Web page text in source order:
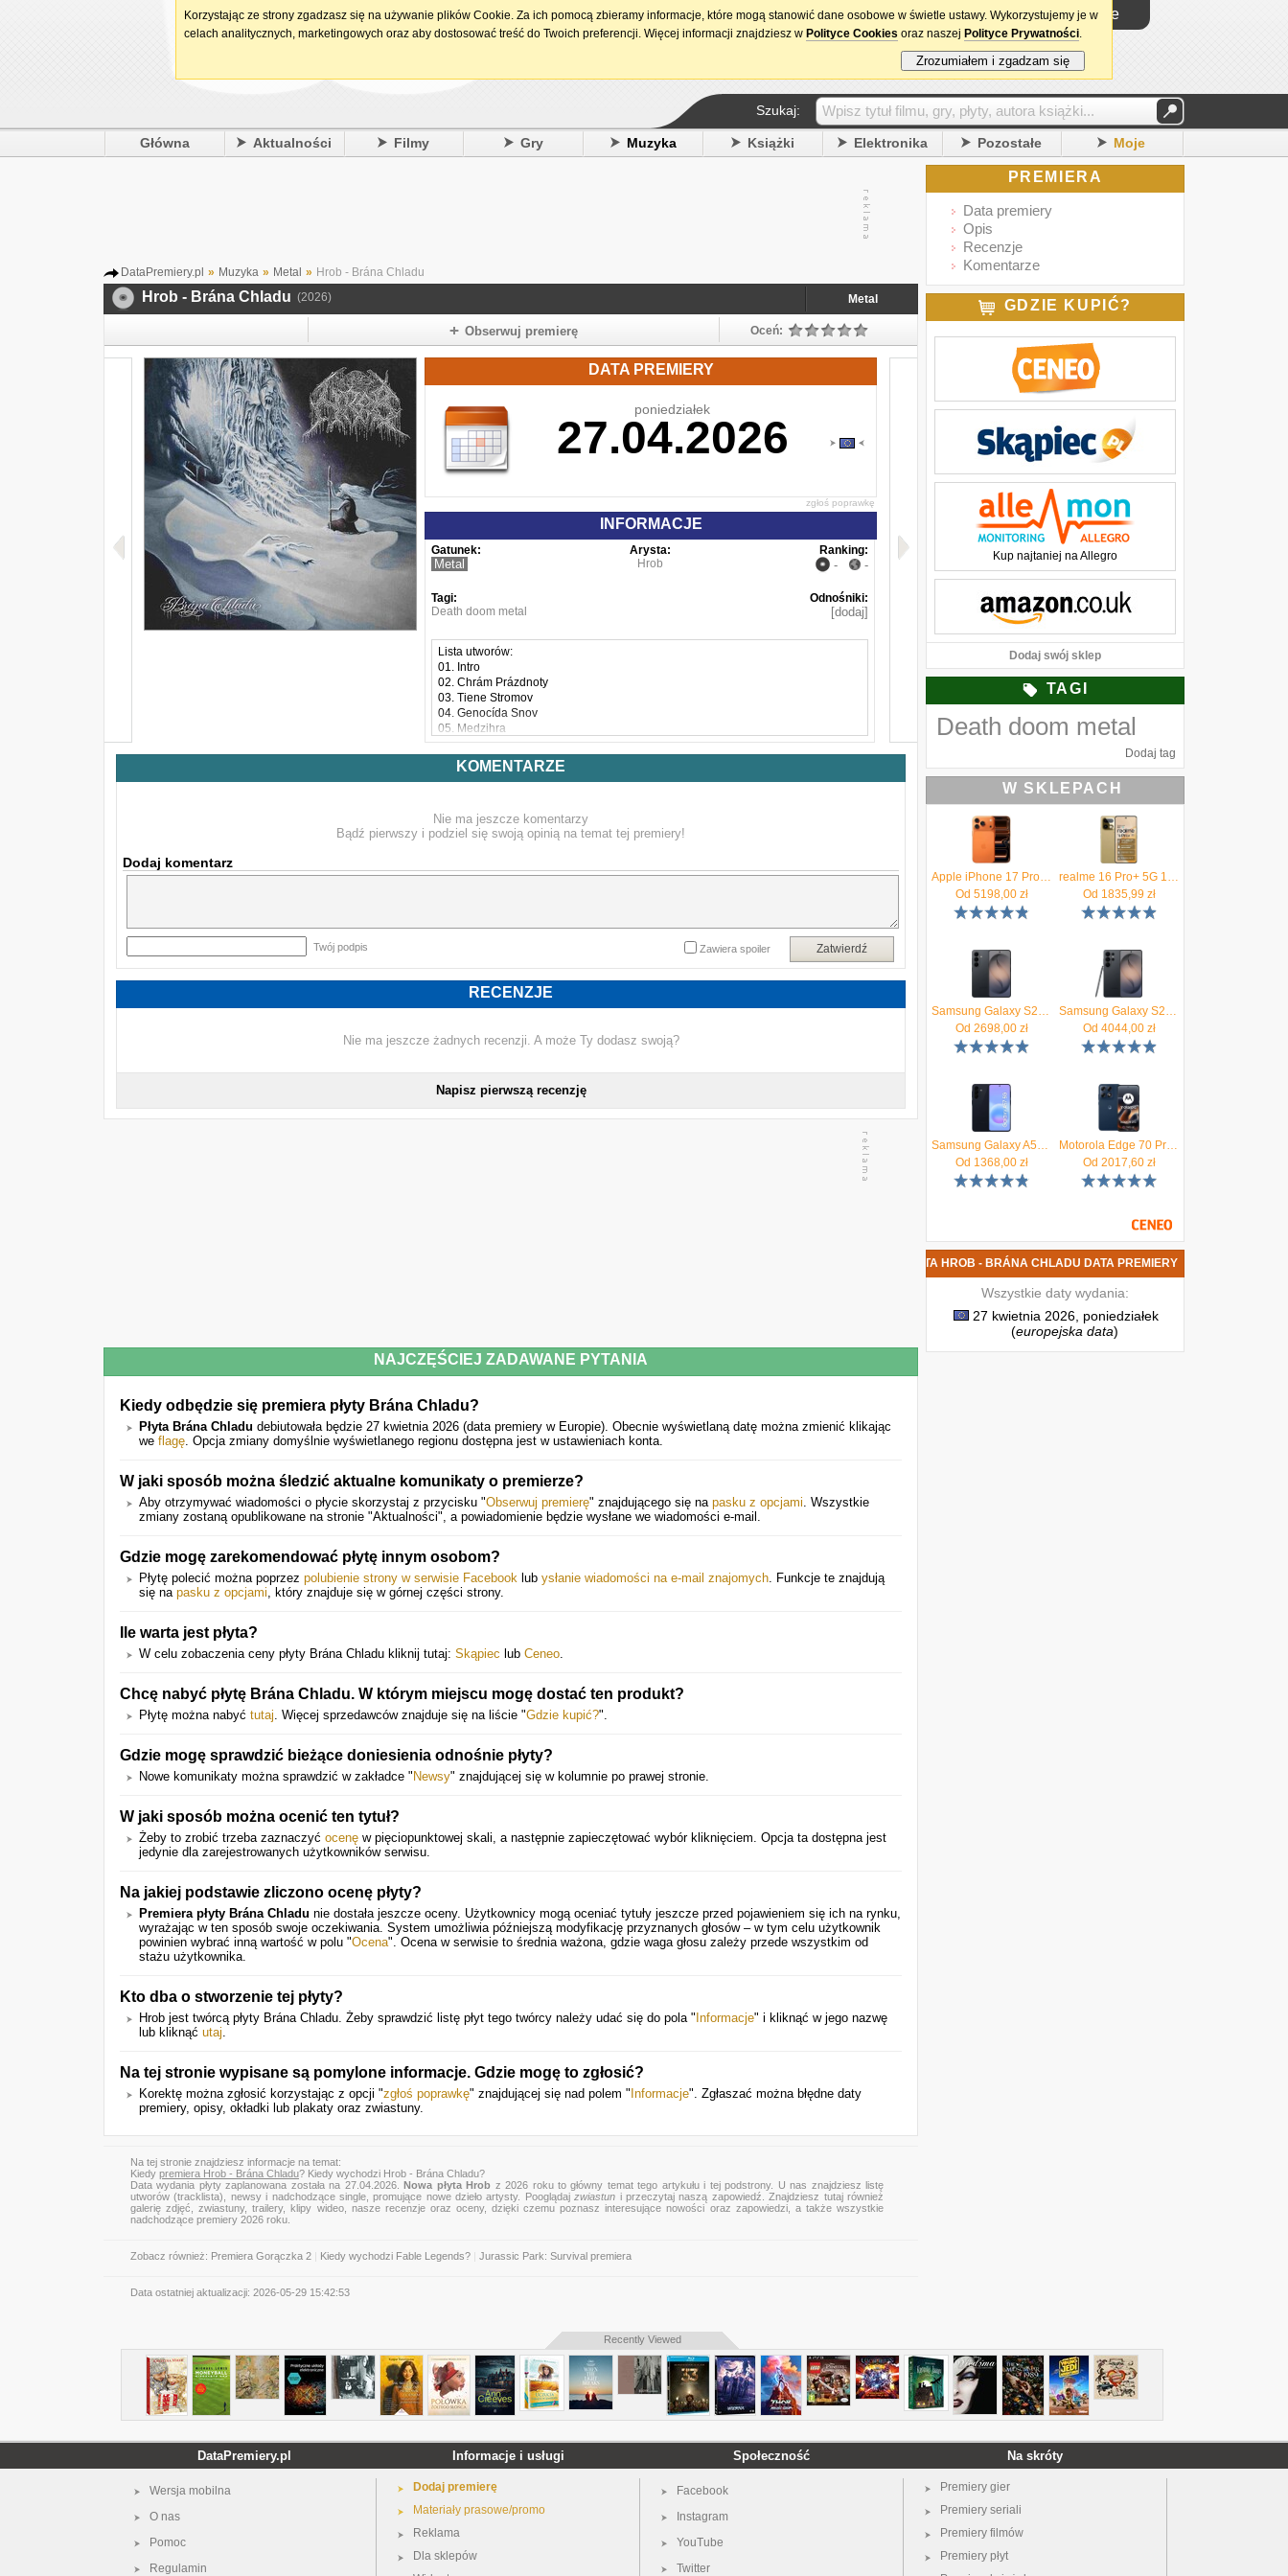
15. urodziny DataPremiery.pl Logowanie
Szukaj:
Główna Aktualności Filmy Gry Muzyka Książki Elektronika Pozostałe Moje
DataPremiery.pl » Muzyka » Metal » Hrob - Brána Chladu
Hrob - Brána Chladu (2026) Metal
Obserwuj premierę Oceń:
DATA PREMIERY
poniedziałek
27.04.2026
zgłoś poprawkę
INFORMACJE
Gatunek:
Metal
Arysta:
Hrob
Ranking:
- -
Tagi:
Death doom metal
Odnośniki:
[dodaj]
Lista utworów:
01. Intro
02. Chrám Prázdnoty
03. Tiene Stromov
04. Genocída Snov
05. Medzihra
06. Zotročený Oheň
07. Brána Chladu
KOMENTARZE
Nie ma jeszcze komentarzy
Bądź pierwszy i podziel się swoją opinią na temat tej premiery!
Dodaj komentarz
Twój podpis Zatwierdź
Zawiera spoiler
RECENZJE
Nie ma jeszcze żadnych recenzji. A może Ty dodasz swoją?
Napisz pierwszą recenzję
NAJCZĘŚCIEJ ZADAWANE PYTANIA
Kiedy odbędzie się premiera płyty Brána Chladu?
Płyta Brána Chladu debiutowała będzie 27 kwietnia 2026 (data premiery w Europie). Obecnie wyświetlaną datę można zmienić klikając
we flagę. Opcja zmiany domyślnie wyświetlanego regionu dostępna jest w ustawieniach konta.
W jaki sposób można śledzić aktualne komunikaty o premierze?
Aby otrzymywać wiadomości o płycie skorzystaj z przycisku "Obserwuj premierę" znajdującego się na pasku z opcjami. Wszystkie
zmiany zostaną opublikowane na stronie "Aktualności", a powiadomienie będzie wysłane we wiadomości e-mail.
Gdzie mogę zarekomendować płytę innym osobom?
Płytę polecić można poprzez polubienie strony w serwisie Facebook lub ysłanie wiadomości na e-mail znajomych. Funkcje te znajdują
się na pasku z opcjami, który znajduje się w górnej części strony.
Ile warta jest płyta?
W celu zobaczenia ceny płyty Brána Chladu kliknij tutaj: Skąpiec lub Ceneo.
Chcę nabyć płytę Brána Chladu. W którym miejscu mogę dostać ten produkt?
Płytę można nabyć tutaj. Więcej sprzedawców znajduje się na liście "Gdzie kupić?".
Gdzie mogę sprawdzić bieżące doniesienia odnośnie płyty?
Nowe komunikaty można sprawdzić w zakładce " Newsy" znajdującej się w kolumnie po prawej stronie.
W jaki sposób można ocenić ten tytuł?
Żeby to zrobić trzeba zaznaczyć ocenę w pięciopunktowej skali, a następnie zapieczętować wybór kliknięciem. Opcja ta dostępna jest
jedynie dla zarejestrowanych użytkowników serwisu.
Na jakiej podstawie zliczono ocenę płyty?
Premiera płyty Brána Chladu nie dostała jeszcze oceny. Użytkownicy mogą oceniać tytuły jeszcze przed pojawieniem się ich na rynku,
wyrażając w ten sposób swoje oczekiwania. System umożliwia późniejszą modyfikację przyznanych głosów – w tym celu użytkownik
powinien wybrać inną wartość w polu "Ocena". Ocena w serwisie to średnia ważona, gdzie waga głosu zależy przede wszystkim od
stażu użytkownika.
Kto dba o stworzenie tej płyty?
Hrob jest twórcą płyty Brána Chladu. Żeby sprawdzić listę płyt tego twórcy należy udać się do pola " Informacje" i kliknąć w jego nazwę
lub kliknąć utaj.
Na tej stronie wypisane są pomylone informacje. Gdzie mogę to zgłosić?
Korektę można zgłosić korzystając z opcji "zgłoś poprawkę" znajdującej się nad polem " Informacje". Zgłaszać można błędne daty
premiery, opisy, okładki lub plakaty oraz zwiastuny.
Na tej stronie znajdziesz informacje na temat:
Kiedy premiera Hrob - Brána Chladu? Kiedy wychodzi Hrob - Brána Chladu?
Data wydania płyty zaplanowana została na 27.04.2026.Nowa płyta Hrob z 2026 roku to główny temat tego artykułu i tej podstrony. U nas znajdziesz listę
utworów (tracklista), newsy i nadchodzące single, promujące nowe dzieło artysty. Pooglądajzwiastun i przeczytaj naszą zapowiedź. Znajdziesz tutaj również
galerię zdjęć, zwiastuny, trailery, klipy wideo, nasze recenzje oraz oceny, dzięki czemu poznasz interesujące nowości oraz zapowiedzi, a także wszystkie
nadchodzące premiery 2026 roku.
Zobacz również: Premiera Gorączka 2 Kiedy wychodzi Fable Legends? Jurassic Park: Survival premiera
Data ostatniej aktualizacji: 2026-05-29 15:42:53
PREMIERA
Data premiery
Opis
Recenzje
Komentarze
GDZIE KUPIĆ?
Kup najtaniej na Allegro
Dodaj swój sklep
TAGI
Death doom metal
Dodaj tag
W SKLEPACH
Apple iPhone 17 Pro 256GB Kosmiczny pomarańcz
Od 5198,00zł
realme 16 Pro+ 5G 12/512GB Złoty
Od 1835,99 zł
Samsung Galaxy S26 SM-S942 12/256GB Czarny
Od 2698,00zł
Samsung Galaxy S26 Ultra SM-S948 5G 12/256GB Czarny
Od 4044,00zł
Samsung Galaxy A57 5G 8/128GB Granatowy
Od 1368,00zł
Motorola Edge 70 Pro 8/256GB Granatowy
Od 2017,60zł
NOWA PŁYTA HROB - BRÁNA CHLADU DATA PREMIERY
Wszystkie daty wydania:
27 kwietnia 2026, poniedziałek
(europejska data)
Recently Viewed
DataPremiery.pl
Wersja mobilna
O nas
Pomoc
Regulamin
Informacje i usługi
Dodaj premierę
Materiały prasowe/promo
Reklama
Dla sklepów
Społeczność
Facebook
Instagram
YouTube
Twitter
Na skróty
Premiery gier
Premiery seriali
Premiery filmów
Premiery płyt
Korzystając ze strony zgadzasz się na używanie plików Cookie. Za ich pomocą zbieramy informacje, które mogą stanowić dane osobowe w świetle ustawy. Wykorzystujemy je w
celach analitycznych, marketingowych oraz aby dostosować treść do Twoich preferencji. Więcej informacji znajdziesz w Polityce Cookies oraz naszej Polityce Prywatności.
Zrozumiałem i zgadzam się